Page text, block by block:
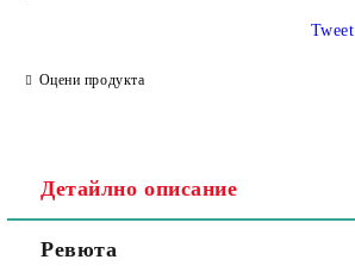
Оцени продукта
Tweet
Детайлно описание
Ревюта